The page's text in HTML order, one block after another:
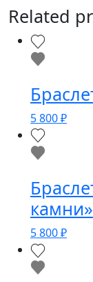
Related
5 800₽
камни»
5 800₽